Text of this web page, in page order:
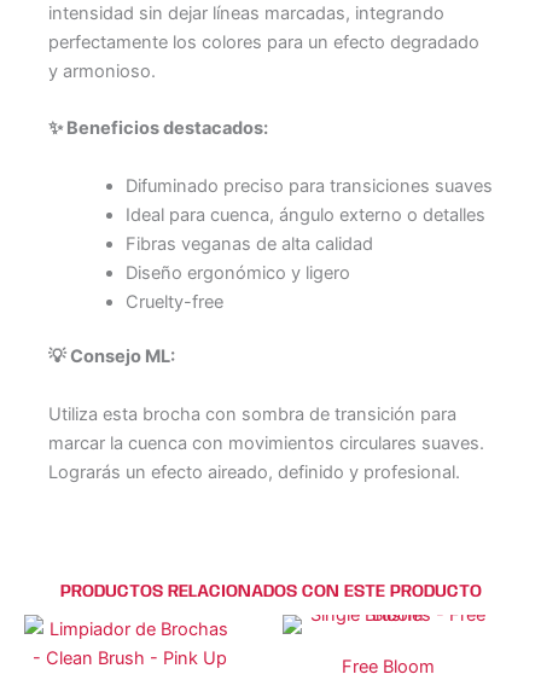
intensidad sin dejar líneas marcadas, integrando
perfectamente los colores para un efecto degradado
y armonioso.
✨ Beneficios destacados:
Difuminado preciso para transiciones suaves
Ideal para cuenca, ángulo externo o detalles
Fibras veganas de alta calidad
Diseño ergonómico y ligero
Cruelty-free
💡 Consejo ML:
Utiliza esta brocha con sombra de transición para
marcar la cuenca con movimientos circulares suaves.
Lograrás un efecto aireado, definido y profesional.
PRODUCTOS RELACIONADOS CON ESTE PRODUCTO
Free Bloom
Este
producto
Este
producto